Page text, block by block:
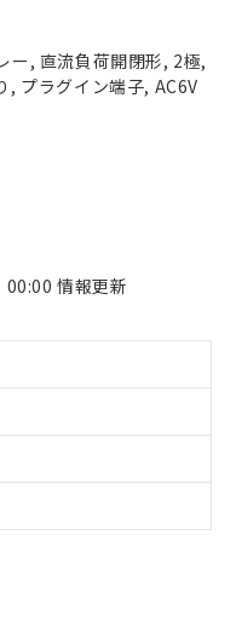
ー, 直流負荷開閉形, 2極,
, プラグイン端子, AC6V
情報更新